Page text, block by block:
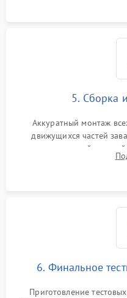
5. Сборка
Аккуратный монтаж
движущихся частей
силиконовой
декальцинации и
6. Финальное
Приготовление